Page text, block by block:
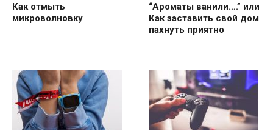
Как отмыть
микроволновку
“Ароматы ванили….” или
Как заставить свой дом
пахнуть приятно